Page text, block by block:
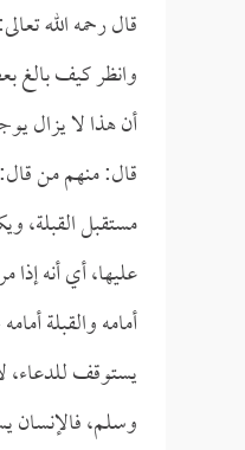
قال رحمه الله
وانظر كيف بالغ
أن هذا لا يزال
قال: منهم من
مستقبل القبلة،
عليها، أي أنه
أمامه والقبلة
يستوقف للدعاء،
وسلم، فالإنسان